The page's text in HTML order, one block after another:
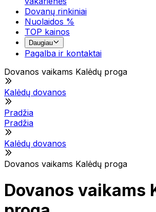
Dovanų rinkiniai
Nuolaidos %
TOP kainos
Daugiau
Pagalba ir kontaktai
Dovanos vaikams Kalėdų proga
Kalėdų dovanos
Pradžia
Pradžia
Kalėdų dovanos
Dovanos vaikams Kalėdų proga
Dovanos vaikams